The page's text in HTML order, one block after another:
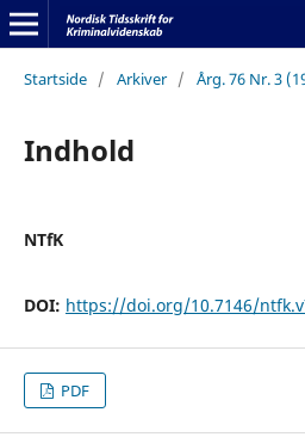
Startside / Arkiver / Årg. 76 Nr. 3
Indhold
NTfK
DOI: https://doi.org/10.7146/
PDF